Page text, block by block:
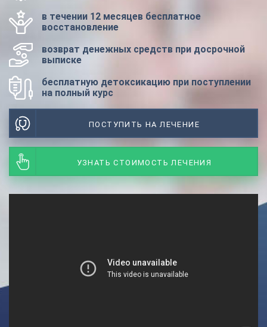
в течении 12 месяцев бесплатное
восстановление
возврат денежных средств при досрочной
выписке
бесплатную детоксикацию при поступлении
на полный курс
ПОСТУПИТЬ НА ЛЕЧЕНИЕ
УЗНАТЬ СТОИМОСТЬ ЛЕЧЕНИЯ